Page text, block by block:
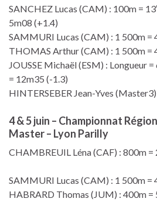
SANCHEZ Lucas (CAM) : 100m =
5m08 (+1.4)
SAMMURI Lucas (CAM) : 1 500m =
THOMAS Arthur (CAM) : 1 500m =
JOUSSE Michaël (ESM) : Longueur
= 12m35 (-1.3)
HINTERSEBER Jean-Yves
4 & 5 juin – Championnat
Master – Lyon Parilly
CHAMBREUIL Léna (CAF) : 800m =
SAMMURI Lucas (CAM) : 1 500m =
HABRARD Thomas (JUM) : 400m =